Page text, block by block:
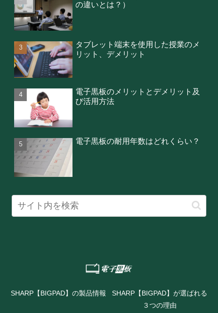
の違いとは？）
タブレット端末を使用した授業のメ
リット、デメリット
電子黒板のメリットとデメリット及
び活用方法
電子黒板の耐用年数はどれくらい？
SHARP【BIGPAD】の製品情報
SHARP【BIGPAD】が選ばれる
３つの理由